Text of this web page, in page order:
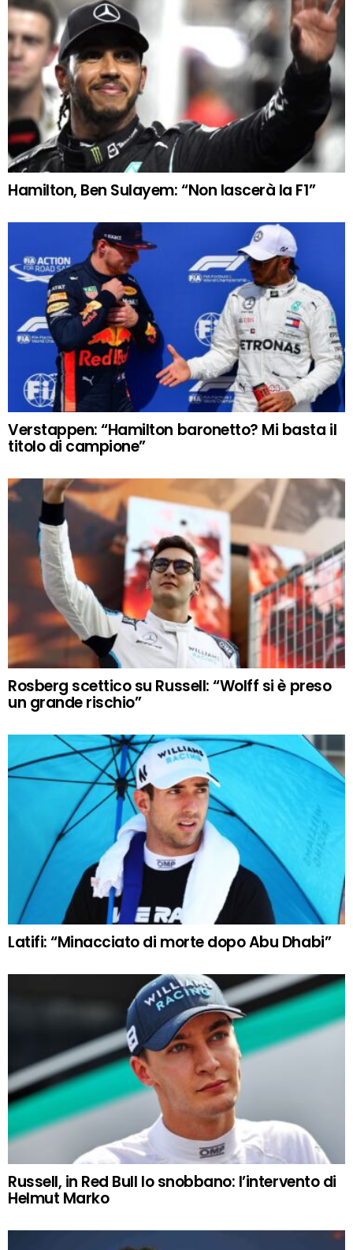
Hamilton, Ben Sulayem: “Non lascerà la F1”
Verstappen: “Hamilton baronetto? Mi basta il
titolo di campione”
Rosberg scettico su Russell: “Wolff si è preso
un grande rischio”
Latifi: “Minacciato di morte dopo Abu Dhabi”
Russell, in Red Bull lo snobbano: l’intervento di
Helmut Marko